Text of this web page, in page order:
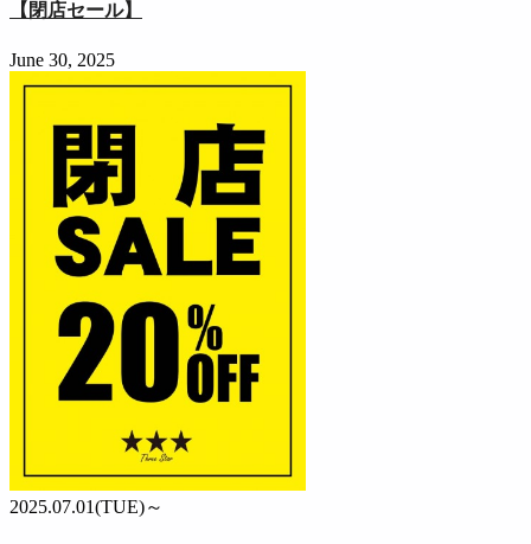
【閉店セール】
June 30, 2025
2025.07.01(TUE)～